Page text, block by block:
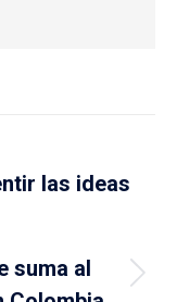
las ideas
suma al